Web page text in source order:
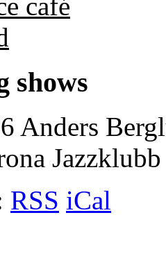
shows
Anders
Jazzklubb
RSS iCal